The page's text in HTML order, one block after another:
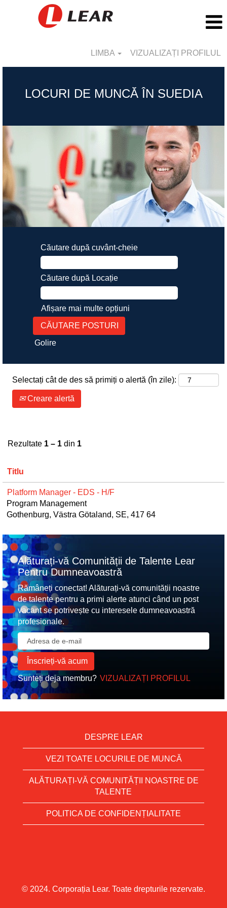
LIMBA VIZUALIZAȚI PROFILUL
LOCURI DE MUNCĂ ÎN SUEDIA
Căutare după cuvânt-cheie
Căutare după Locație
Afișare mai multe opțiuni
Golire
Selectați cât de des să primiți o alertă (în zile):
Creare alertă
Rezultate 1 – 1 din 1
Titlu
Platform Manager - EDS - H/F
Program Management
Gothenburg, Västra Götaland, SE, 417 64
Alăturați-vă Comunității de Talente Lear
Pentru Dumneavoastră
Rămâneți conectat! Alăturați-vă comunității noastre
de talente pentru a primi alerte atunci când un post
vacant se potrivește cu interesele dumneavoastră
profesionale.
Sunteți deja membru? VIZUALIZAȚI PROFILUL
DESPRE LEAR
VEZI TOATE LOCURILE DE MUNCĂ
ALĂTURAȚI-VĂ COMUNITĂȚII NOASTRE DE
TALENTE
POLITICA DE CONFIDENȚIALITATE
© 2024. Corporația Lear. Toate drepturile rezervate.